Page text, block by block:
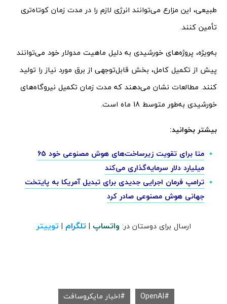
طبیعی، این مزارع می‌توانند انرژی لازم را در مدت زمان کوتاه‌تری
تأمین کنند.
به‌ویژه، پروژه‌های خورشیدی به دلیل ماهیت مدولار خود می‌توانند
پیش از تکمیل کامل، بخش قابل‌توجهی از برق مورد نیاز را تولید
کنند. مطالعات نشان می‌دهند که مدت زمان تکمیل نیروگاه‌های
خورشیدی به‌طور متوسط 18 ماه است.
بیشتر بخوانید:
متا برای تقویت زیرساخت‌های هوش مصنوعی خود 65
میلیارد دلار سرمایه‌گذاری می‌کند
ترامپ فرمان اجرایی جدیدی برای تبدیل آمریکا به پایتخت
جهانی هوش مصنوعی صادر کرد
ارسال برای دوستان در: واتساپ | تلگرام | توییتر
OpenAI اخبار مایکروسافت